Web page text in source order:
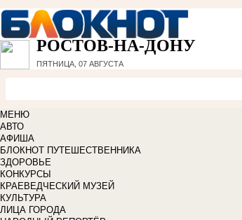
РОСТОВ-НА-ДОНУ
ПЯТНИЦА, 07 АВГУСТА
МЕНЮ
АВТО
АФИША
БЛОКНОТ ПУТЕШЕСТВЕННИКА
ЗДОРОВЬЕ
КОНКУРСЫ
КРАЕВЕДЧЕСКИЙ МУЗЕЙ
КУЛЬТУРА
ЛИЦА ГОРОДА